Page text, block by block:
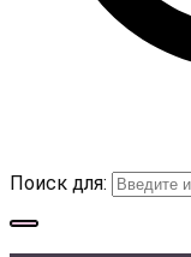
Поиск для: